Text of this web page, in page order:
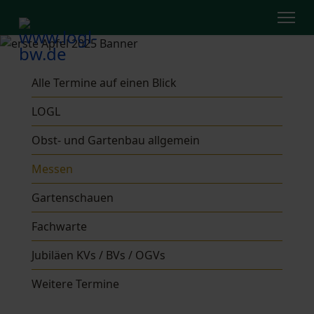
Alle Termine auf einen Blick
LOGL
Obst- und Gartenbau allgemein
Messen
Gartenschauen
Fachwarte
Jubiläen KVs / BVs / OGVs
Weitere Termine